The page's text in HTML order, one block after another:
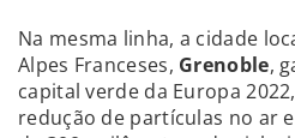
Na mesma linha, a cidade
Alpes Franceses, Grenoble,
capital verde da Europa
redução de partículas no ar